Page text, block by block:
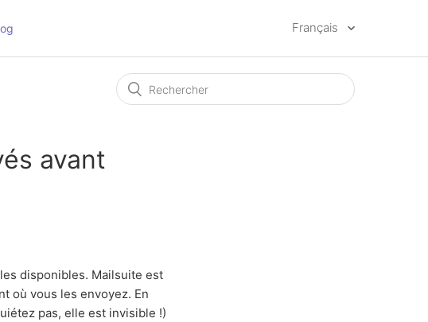
Français
avant
disponibles. Mailsuite est
où vous les envoyez. En
pas, elle est invisible !)